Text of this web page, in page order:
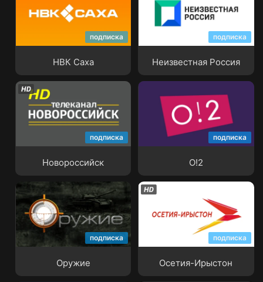
подписка
НВК Саха
подписка
Неизвестная Россия
Неизвестная Россия
подписка
Новороссийск
подписка
О!2
подписка
Оружие
Оружие
подписка
Осетия-Ирыстон